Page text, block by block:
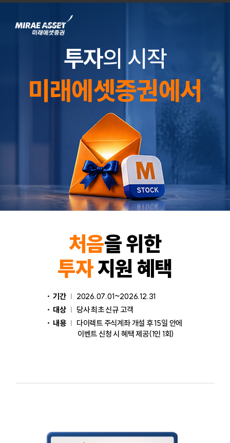
투자의 시작
미래에셋증권에서
미래에셋증권 신규 고
처음을 위한
투자지원 혜택
기간 | 2026.07.01~2026.12.31
대상 | 당사 최초 신규 고객
내용 | 다이렉트 주식계좌 개설 후 15일 안에
이벤트 신청 시 혜택 제공(1인 1회)